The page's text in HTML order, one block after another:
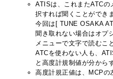
ATISは、これまたATC
択すれば聞くことができ
今回は[ TUNE OSAKA
聞き取れない場合はオプ
メニューで文字で読むこ
ATCを使わない人も、
と高度計規制値が分から
高度計規正値は、MCPの